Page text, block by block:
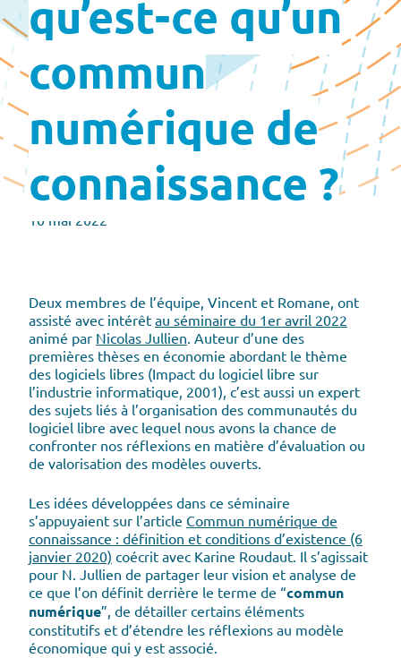
qu’est-ce qu’un
commun
numérique de
connaissance ?
10 mai 2022
Deux membres de l’équipe, Vincent et Romane, ont
assisté avec intérêt au séminaire du 1er avril 2022
animé par Nicolas Jullien. Auteur d’une des
premières thèses en économie abordant le thème
des logiciels libres (Impact du logiciel libre sur
l’industrie informatique, 2001), c’est aussi un expert
des sujets liés à l’organisation des communautés du
logiciel libre avec lequel nous avons la chance de
confronter nos réflexions en matière d’évaluation ou
de valorisation des modèles ouverts.
Les idées développées dans ce séminaire
s’appuyaient sur l’article Commun numérique de
connaissance : définition et conditions d’existence (6
janvier 2020) coécrit avec Karine Roudaut. Il s’agissait
pour N. Jullien de partager leur vision et analyse de
ce que l’on définit derrière le terme de “commun
numérique”, de détailler certains éléments
constitutifs et d’étendre les réflexions au modèle
économique qui y est associé.